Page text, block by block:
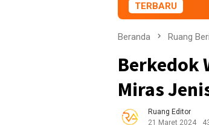
TERBARU
Beranda Ruang
Berkedok
Miras
Ruang Editor
21 Maret 2024